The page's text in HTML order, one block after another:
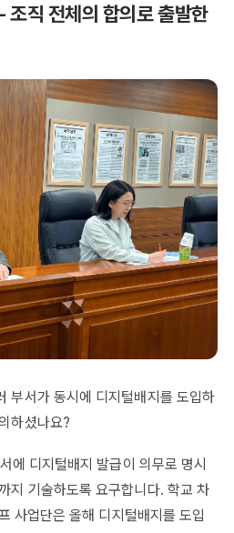
조직 전체의 합의로 출발한
부서가 동시에 디지털배지를 도입하
하셨나요?
에 디지털배지 발급이 의무로 명시
지 기술하도록 요구합니다. 학교 차
사업단은 올해 디지털배지를 도입